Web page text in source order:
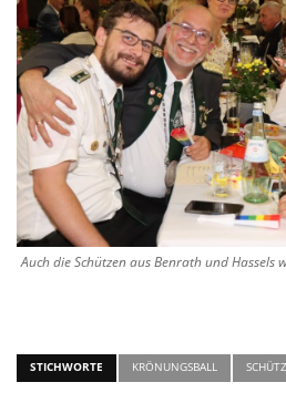
Auch die Schützen aus Benrath und Hassels
STICHWORTE KRÖNUNGSBALL